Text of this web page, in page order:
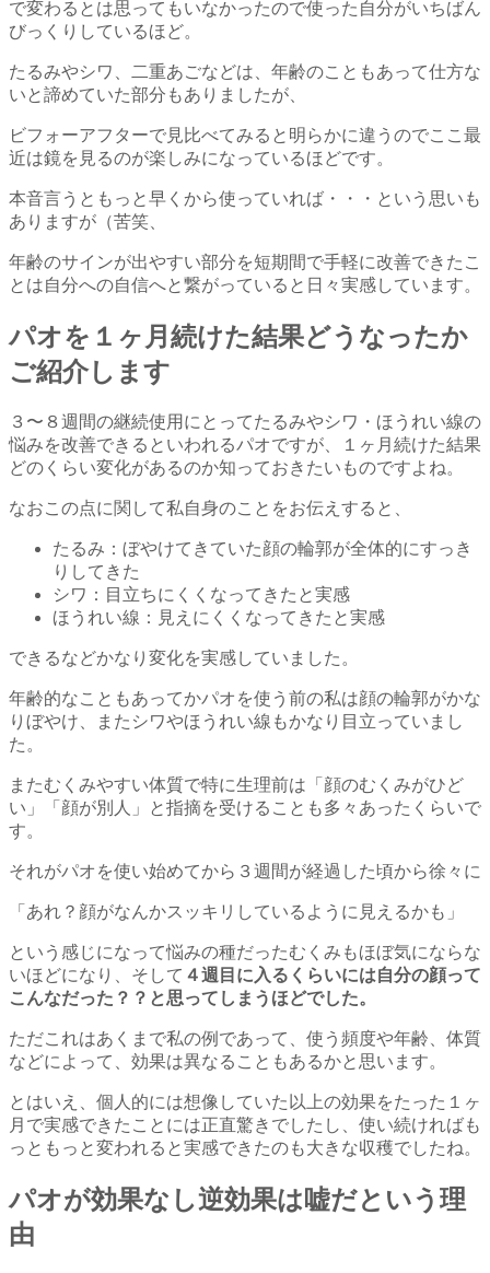
で変わるとは思ってもいなかったので使った自分がいちばん
びっくりしているほど。
たるみやシワ、二重あごなどは、年齢のこともあって仕方な
いと諦めていた部分もありましたが、
ビフォーアフターで見比べてみると明らかに違うのでここ最
近は鏡を見るのが楽しみになっているほどです。
本音言うともっと早くから使っていれば・・・という思いも
ありますが（苦笑、
年齢のサインが出やすい部分を短期間で手軽に改善できたこ
とは自分への自信へと繋がっていると日々実感しています。
パオを１ヶ月続けた結果どうなったか
ご紹介します
３〜８週間の継続使用にとってたるみやシワ・ほうれい線の
悩みを改善できるといわれるパオですが、１ヶ月続けた結果
どのくらい変化があるのか知っておきたいものですよね。
なおこの点に関して私自身のことをお伝えすると、
たるみ：ぼやけてきていた顔の輪郭が全体的にすっき
りしてきた
シワ：目立ちにくくなってきたと実感
ほうれい線：見えにくくなってきたと実感
できるなどかなり変化を実感していました。
年齢的なこともあってかパオを使う前の私は顔の輪郭がかな
りぼやけ、またシワやほうれい線もかなり目立っていまし
た。
またむくみやすい体質で特に生理前は「顔のむくみがひど
い」「顔が別人」と指摘を受けることも多々あったくらいで
す。
それがパオを使い始めてから３週間が経過した頃から徐々に
「あれ？顔がなんかスッキリしているように見えるかも」
という感じになって悩みの種だったむくみもほぼ気にならな
いほどになり、そして ４週目に入るくらいには自分の顔って
こんなだった？？と思ってしまうほどでした。
ただこれはあくまで私の例であって、使う頻度や年齢、体質
などによって、効果は異なることもあるかと思います。
とはいえ、個人的には想像していた以上の効果をたった１ヶ
月で実感できたことには正直驚きでしたし、使い続ければも
っともっと変われると実感できたのも大きな収穫でしたね。
パオが効果なし逆効果は嘘だという理
由